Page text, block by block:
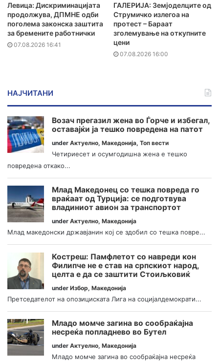
Левица: Дискриминацијата
продолжува, ДПМНЕ одби
поголема законска заштита
за бремените работнички
07.08.2026 16:41
ГАЛЕРИЈА: Земјоделците од
Струмичко излегоа на
протест – Бараат
зголемување на откупните
цени
07.08.2026 16:00
НАЈЧИТАНИ
Возач прегазил жена во Ѓорче и избегал,
оставајќи ја тешко повредена на патот
under Актуелно, Македонија, Топ вести
Четириесет и осумгодишна жена е тешко
повредена откако...
Млад Македонец со тешка повреда го
враќаат од Турција: се подготвува
владиниот авион за транспортот
under Актуелно, Македонија
Млад македонски државјанин кој се здобил со тешка повре...
Костреш: Памфлетот со навреди кон
Филипче не е став на српскиот народ,
целта е да се заштити Стоиљковиќ
under Избор, Македонија
Претседателот на опозициската Лига на социјалдемократи...
Младо момче загина во сообраќајна
несреќа попладнево во Бутел
under Актуелно, Македонија
Младо момче загина во сообраќајна несреќа